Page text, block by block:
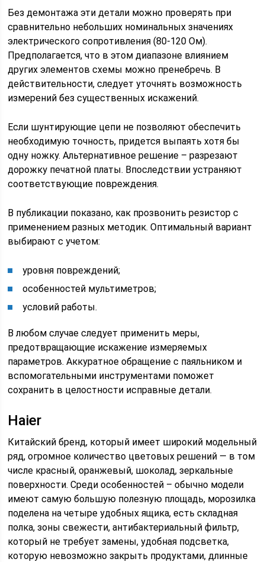
Без демонтажа эти детали можно проверять при
сравнительно небольших номинальных значениях
электрического сопротивления (80-120 Ом).
Предполагается, что в этом диапазоне влиянием
других элементов схемы можно пренебречь. В
действительности, следует уточнять возможность
измерений без существенных искажений.
Если шунтирующие цепи не позволяют обеспечить
необходимую точность, придется выпаять хотя бы
одну ножку. Альтернативное решение – разрезают
дорожку печатной платы. Впоследствии устраняют
соответствующие повреждения.
В публикации показано, как прозвонить резистор с
применением разных методик. Оптимальный вариант
выбирают с учетом:
уровня повреждений;
особенностей мультиметров;
условий работы.
В любом случае следует применить меры,
предотвращающие искажение измеряемых
параметров. Аккуратное обращение с паяльником и
вспомогательными инструментами поможет
сохранить в целостности исправные детали.
Haier
Китайский бренд, который имеет широкий модельный
ряд, огромное количество цветовых решений — в том
числе красный, оранжевый, шоколад, зеркальные
поверхности. Среди особенностей – обычно модели
имеют самую большую полезную площадь, морозилка
поделена на четыре удобных ящика, есть складная
полка, зоны свежести, антибактериальный фильтр,
который не требует замены, удобная подсветка,
которую невозможно закрыть продуктами, длинные